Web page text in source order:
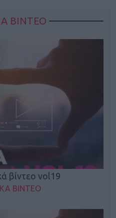
ΒΙΝΤΕΟ
βίντεο vol19
ΒΙΝΤΕΟ